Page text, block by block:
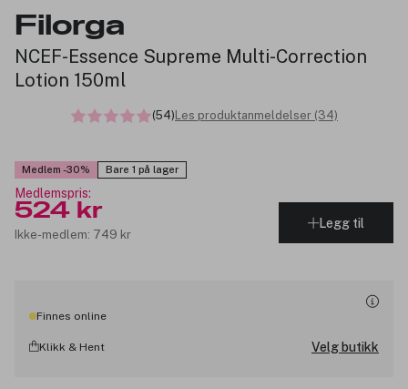
Filorga
NCEF-Essence Supreme Multi-Correction
Lotion 150ml
(54)Les produktanmeldelser (34)
Medlem -30% Bare 1 på lager
Medlemspris:
524 kr
Ikke-medlem: 749 kr
Legg til
Finnes online
Klikk & Hent Velg butikk